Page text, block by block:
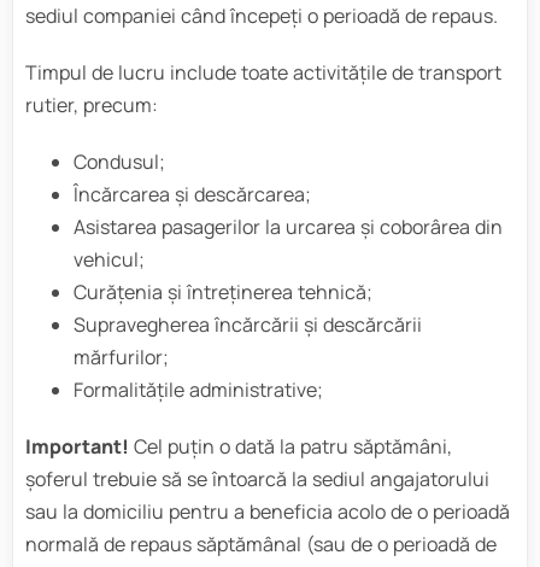
sediul companiei când începeți o perioadă de repaus.
Timpul de lucru include toate activitățile de transport
rutier, precum:
Condusul;
Încărcarea și descărcarea;
Asistarea pasagerilor la urcarea și coborârea din
vehicul;
Curățenia și întreținerea tehnică;
Supravegherea încărcării și descărcării
mărfurilor;
Formalitățile administrative;
Important! Cel puțin o dată la patru săptămâni,
șoferul trebuie să se întoarcă la sediul angajatorului
sau la domiciliu pentru a beneficia acolo de o perioadă
normală de repaus săptămânal (sau de o perioadă de